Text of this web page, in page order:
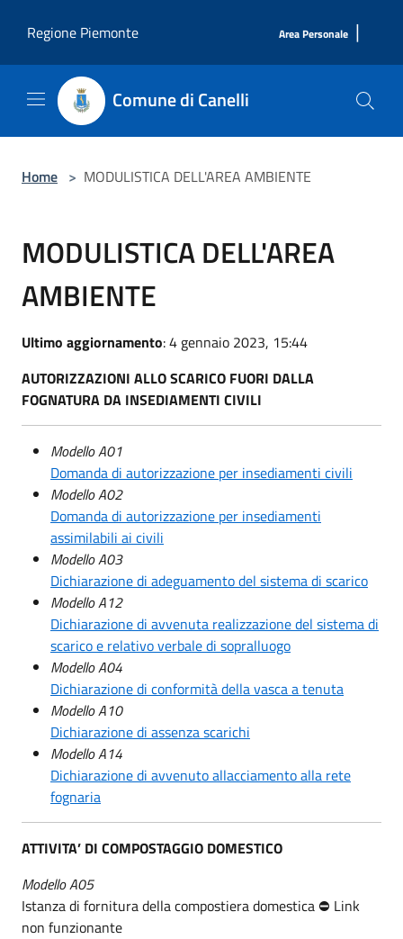
Regione Piemonte
Area Personale |
Comune di Canelli
Home > MODULISTICA DELL'AREA AMBIENTE
MODULISTICA DELL'AREA
AMBIENTE
Ultimo aggiornamento: 4 gennaio 2023, 15:44
AUTORIZZAZIONI ALLO SCARICO FUORI DALLA
FOGNATURA DA INSEDIAMENTI CIVILI
Modello A01
Domanda di autorizzazione per insediamenti civili
Modello A02
Domanda di autorizzazione per insediamenti
assimilabili ai civili
Modello A03
Dichiarazione di adeguamento del sistema di scarico
Modello A12
Dichiarazione di avvenuta realizzazione del sistema di
scarico e relativo verbale di sopralluogo
Modello A04
Dichiarazione di conformità della vasca a tenuta
Modello A10
Dichiarazione di assenza scarichi
Modello A14
Dichiarazione di avvenuto allacciamento alla rete
fognaria
ATTIVITA’ DI COMPOSTAGGIO DOMESTICO
Modello A05
Istanza di fornitura della compostiera domestica ⛔ Link
non funzionante